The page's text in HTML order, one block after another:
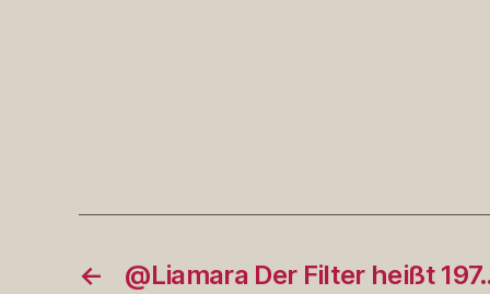
← @Liamara Der Filter heißt